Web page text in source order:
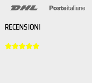
RECENSIONI
